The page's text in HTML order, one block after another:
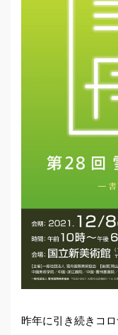
昨年に引き続きコ